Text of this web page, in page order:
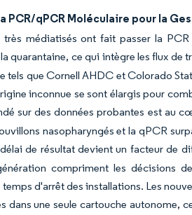
PCR/qPCR Moléculaire pour la
très médiatisés ont fait passer la
quarantaine, ce qui intègre les flux
tels que Cornell AHDC et Colorado
inconnue se sont élargis pour
sur des données probantes est au
nasopharyngés et la qPCR
de résultat devient un facteur de
compriment les décisions
d'arrêt des installations. Les
dans une seule cartouche autonome,